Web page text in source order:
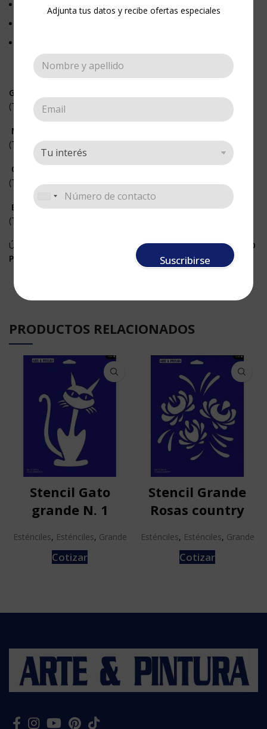
Adjunta tus datos y recibe ofertas especiales
Suscribirse
Somos fabricantes.
GRANDES
(Tamaño 21 x 27 cm)
MEDIANOS
(Tamaño 14 x 21 cm)
CENEFAS
(Tamaño 11 x 33 cm)
BORDES
(Tamaño 5,5 x 33 cm)
Úsalos fijándolos a cualquier superficie con nuestro «ADHESIVO
PARA STENCIL
PRODUCTOS RELACIONADOS
Stencil Gato
grande N. 1
Esténciles, Esténciles, Grande
Cotizar
Stencil Grande
Rosas country
Esténciles, Esténciles, Grande
Cotizar